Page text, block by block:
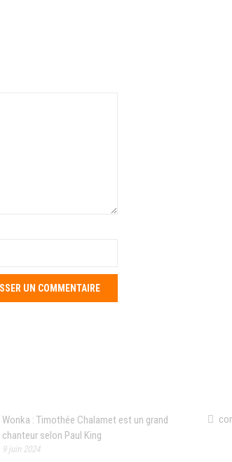
Wonka : Timothée Chalamet est un grand
chanteur selon Paul King
9 juin 2024